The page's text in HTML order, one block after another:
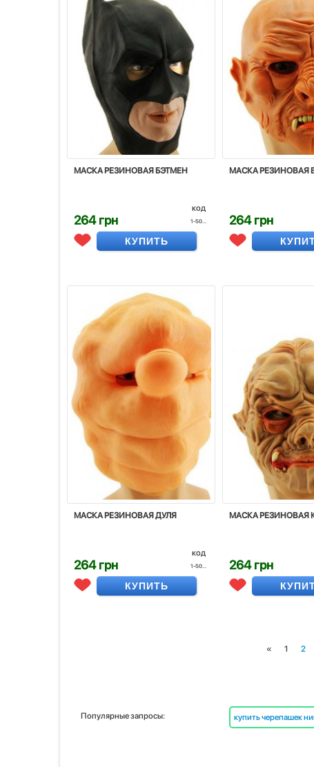
МАСКА РЕЗИНОВАЯ БЭТМЕН
264 грн
код
1-50...
КУПИТЬ
МАСКА РЕЗИНОВАЯ
264 грн
МАСКА РЕЗИНОВАЯ ДУЛЯ
264 грн
код
1-50...
КУПИТЬ
МАСКА РЕЗИНОВАЯ
264 грн
« 1 2
Популярные запросы: купить черепашек